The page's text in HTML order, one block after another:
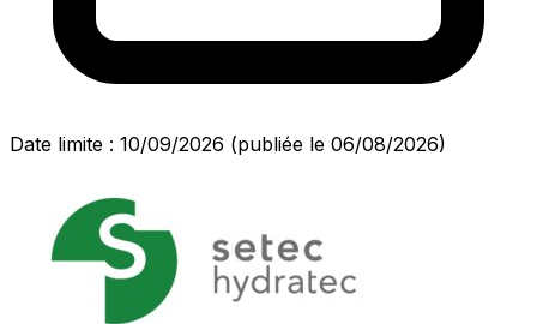
Date limite : 10/09/2026 (publiée le 06/08/2026)